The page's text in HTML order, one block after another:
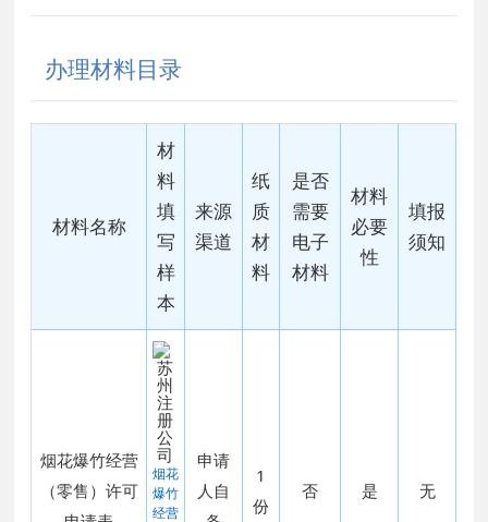
办理材料目录
材料名称
材
料
填
写
样
本
来源
渠道
纸
质
材
料
是否
需要
电子
材料
材料
必要
性
填报
须知
烟花爆竹经营
（零售）许可
烟花
爆竹
经营
申请
人自
1
份
否 是 无